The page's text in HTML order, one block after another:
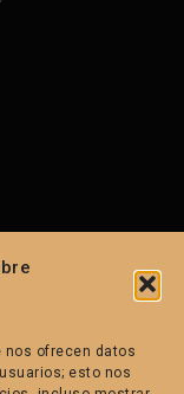
nos ofrecen datos
esto nos